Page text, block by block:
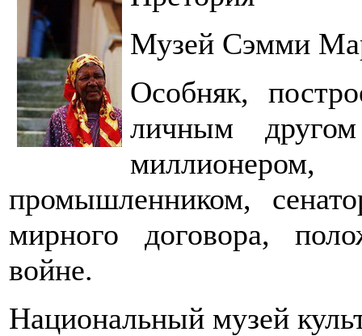
Музей Сэмми
Особняк,
личным
промышленником,
мирного договора,
войне.
Национальный музей